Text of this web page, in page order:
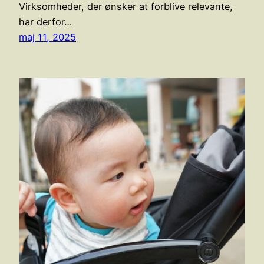
Virksomheder, der ønsker at forblive relevante,
har derfor…
maj 11, 2025